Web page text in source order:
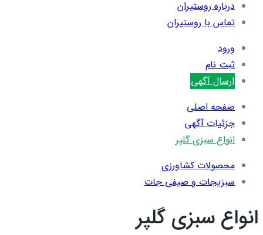
درباره روستیران
تماس با روستیران
ورود
ثبت نام
ارسال آگهی
صفحه اصلی
جزئیات آگهی
انواع سبزی گلپر
محصولات کشاورزی
سبزیجات و صیفی جات
انواع سبزی گلپر